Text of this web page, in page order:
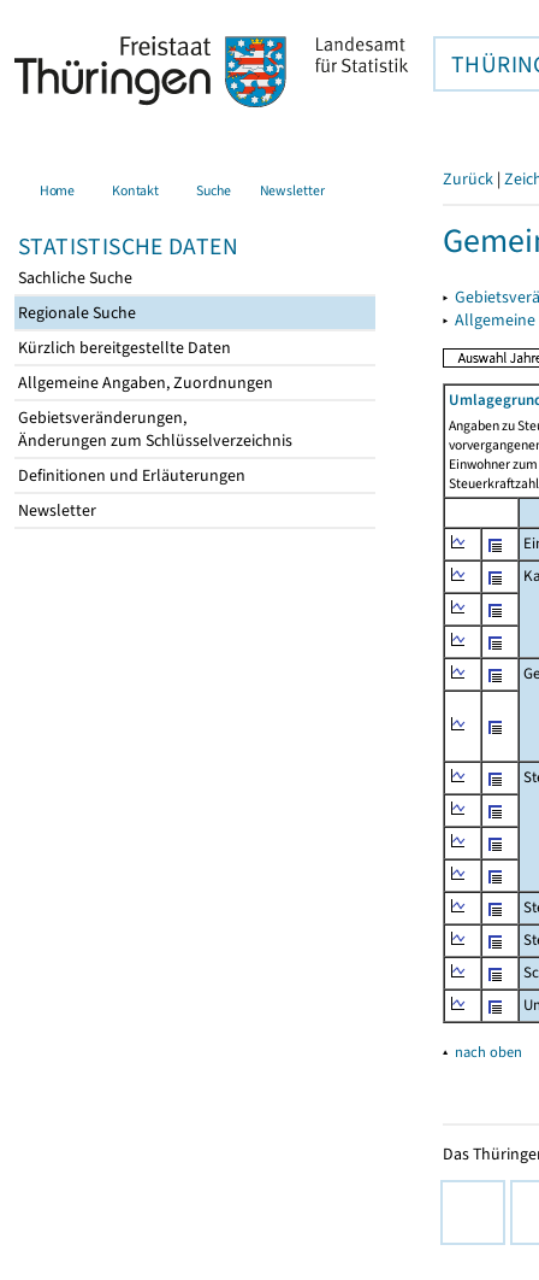
Home Kontakt Suche Newsletter
STATISTISCHE DATEN
Sachliche Suche
Regionale Suche
Kürzlich bereitgestellte Daten
Allgemeine Angaben, Zuordnungen
Gebietsveränderungen,
Änderungen zum Schlüsselverzeichnis
Definitionen und Erläuterungen
Newsletter
Zurück |
▸
▸
Angaben zu
Einwohner
▴ nach oben
Das